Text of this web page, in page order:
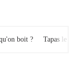
boit ? Tapas le soir